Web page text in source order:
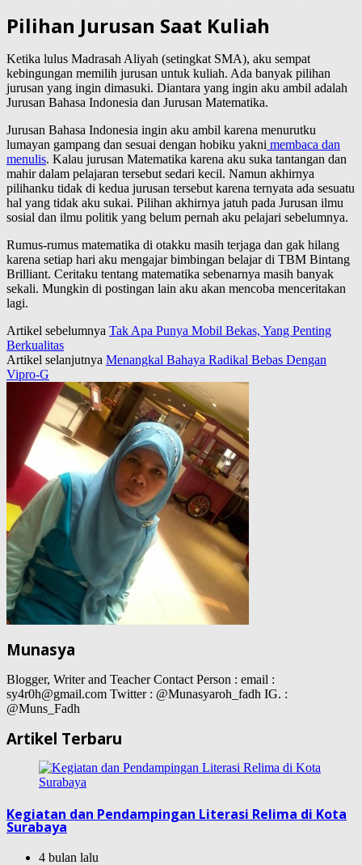
Pilihan Jurusan Saat Kuliah
Ketika lulus Madrasah Aliyah (setingkat SMA), aku sempat
kebingungan memilih jurusan untuk kuliah. Ada banyak pilihan
jurusan yang ingin dimasuki. Diantara yang ingin aku ambil adalah
Jurusan Bahasa Indonesia dan Jurusan Matematika.
Jurusan Bahasa Indonesia ingin aku ambil karena menurutku
lumayan gampang dan sesuai dengan hobiku yakni membaca dan
menulis. Kalau jurusan Matematika karena aku suka tantangan dan
mahir dalam pelajaran tersebut sedari kecil. Namun akhirnya
pilihanku tidak di kedua jurusan tersebut karena ternyata ada sesuatu
hal yang tidak aku sukai. Pilihan akhirnya jatuh pada Jurusan ilmu
sosial dan ilmu politik yang belum pernah aku pelajari sebelumnya.
Rumus-rumus matematika di otakku masih terjaga dan gak hilang
karena setiap hari aku mengajar bimbingan belajar di TBM Bintang
Brilliant. Ceritaku tentang matematika sebenarnya masih banyak
sekali. Mungkin di postingan lain aku akan mencoba menceritakan
lagi.
Artikel sebelumnya Tak Apa Punya Mobil Bekas, Yang Penting
Berkualitas
Artikel selanjutnya Menangkal Bahaya Radikal Bebas Dengan
Vipro-G
Munasya
Blogger, Writer and Teacher Contact Person : email :
sy4r0h@gmail.com Twitter : @Munasyaroh_fadh IG. :
@Muns_Fadh
Artikel Terbaru
Kegiatan dan Pendampingan Literasi Relima di Kota
Surabaya
4 bulan lalu